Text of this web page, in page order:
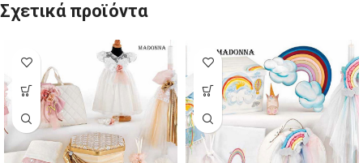
Σχετικά προϊόντα